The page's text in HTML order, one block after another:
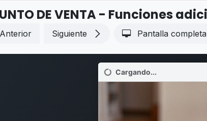
Anterior Siguiente Pantalla completa